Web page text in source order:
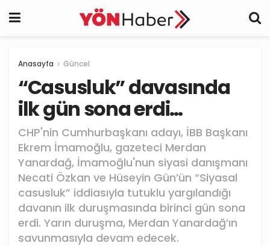
Anasayfa Güncel
“Casusluk” davasında
ilk gün sona erdi…
CHP'nin Cumhurbaşkanı adayı, İBB Başkanı
Ekrem İmamoğlu, gazeteci Merdan
Yanardağ, İmamoğlu'nun siyasi danışmanı
Necati Özkan ve Hüseyin Gün’ün “Siyasal
casusluk” iddiasıyla tutuklu yargılandığı
davanın ilk duruşmasında birinci gün sona
erdi. Yarın duruşma, Merdan Yanardağ’ın
savunmasıyla devam edecek.